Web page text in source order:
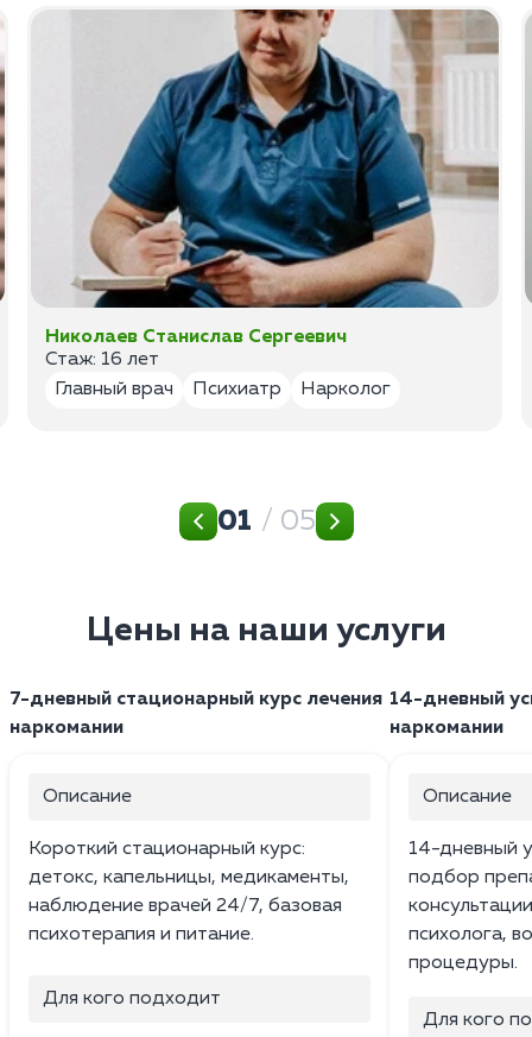
Николаев Станислав Сергеевич
Стаж: 16 лет
Главный врач
Психиатр Нарколог
01 / 05
Цены на наши услуги
7-дневный стационарный курс лечения
наркомании
Описание
Короткий стационарный курс:
детокс, капельницы, медикаменты,
наблюдение врачей 24/7, базовая
психотерапия и питание.
Для кого подходит
14-дневный
наркомании
Описание
14-дневный
подбор
психолога,
процедуры.
Для кого